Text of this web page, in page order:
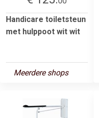
Handicare toiletsteun
met hulppoot wit wit
Meerdere shops